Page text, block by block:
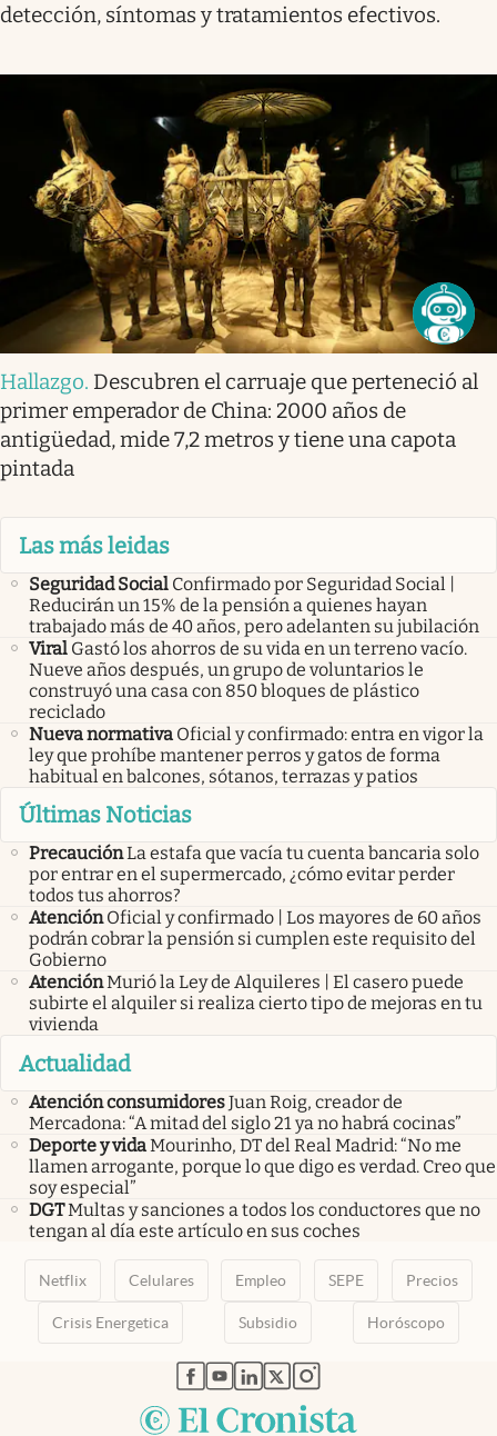
detección, síntomas y tratamientos efectivos.
Hallazgo. Descubren el carruaje que perteneció al
primer emperador de China: 2000 años de
antigüedad, mide 7,2 metros y tiene una capota
pintada
Las más leidas
Seguridad Social Confirmado por Seguridad Social |
Reducirán un 15% de la pensión a quienes hayan
trabajado más de 40 años, pero adelanten su jubilación
Viral Gastó los ahorros de su vida en un terreno vacío.
Nueve años después, un grupo de voluntarios le
construyó una casa con 850 bloques de plástico
reciclado
Nueva normativa Oficial y confirmado: entra en vigor la
ley que prohíbe mantener perros y gatos de forma
habitual en balcones, sótanos, terrazas y patios
Últimas Noticias
PrecauciónLa estafa que vacía tu cuenta bancaria solo
por entrar en el supermercado, ¿cómo evitar perder
todos tus ahorros?
Atención Oficial y confirmado | Los mayores de 60 años
podrán cobrar la pensión si cumplen este requisito del
Gobierno
AtenciónMurió la Ley de Alquileres | El casero puede
subirte el alquiler si realiza cierto tipo de mejoras en tu
vivienda
Actualidad
Atención consumidoresJuan Roig, creador de
Mercadona: “A mitad del siglo 21 ya no habrá cocinas”
Deporte y vidaMourinho, DT del Real Madrid: “No me
llamen arrogante, porque lo que digo es verdad. Creo que
soy especial”
DGTMultas y sanciones a todos los conductores que no
tengan al día este artículo en sus coches
Netflix Celulares Empleo SEPE Precios
Crisis Energetica Subsidio Horóscopo
abre en nueva pestaña
abre en nueva pestaña
abre en nueva pestaña
abre en nueva pestaña
abre en nueva pestaña